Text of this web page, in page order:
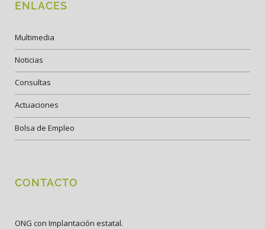
ENLACES
Multimedia
Noticias
Consultas
Actuaciones
Bolsa de Empleo
CONTACTO
ONG con Implantación estatal.